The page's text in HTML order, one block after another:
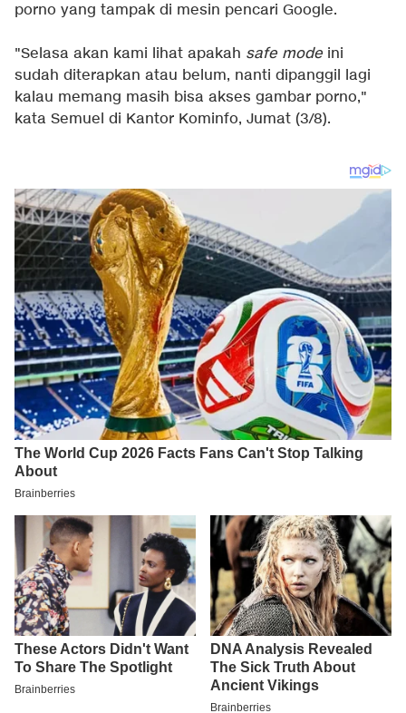
porno yang tampak di mesin pencari Google.
"Selasa akan kami lihat apakah safe mode ini
sudah diterapkan atau belum, nanti dipanggil lagi
kalau memang masih bisa akses gambar porno,"
kata Semuel di Kantor Kominfo, Jumat (3/8).